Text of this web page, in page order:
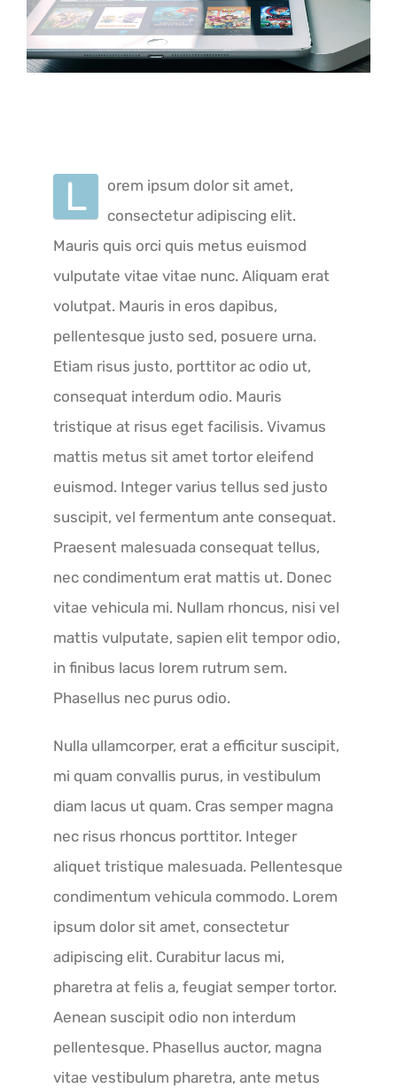
L
orem ipsum dolor sit amet,
consectetur adipiscing elit.
Mauris quis orci quis metus euismod
vulputate vitae vitae nunc. Aliquam erat
volutpat. Mauris in eros dapibus,
pellentesque justo sed, posuere urna.
Etiam risus justo, porttitor ac odio ut,
consequat interdum odio. Mauris
tristique at risus eget facilisis. Vivamus
mattis metus sit amet tortor eleifend
euismod. Integer varius tellus sed justo
suscipit, vel fermentum ante consequat.
Praesent malesuada consequat tellus,
nec condimentum erat mattis ut. Donec
vitae vehicula mi. Nullam rhoncus, nisi vel
mattis vulputate, sapien elit tempor odio,
in finibus lacus lorem rutrum sem.
Phasellus nec purus odio.
Nulla ullamcorper, erat a efficitur suscipit,
mi quam convallis purus, in vestibulum
diam lacus ut quam. Cras semper magna
nec risus rhoncus porttitor. Integer
aliquet tristique malesuada. Pellentesque
condimentum vehicula commodo. Lorem
ipsum dolor sit amet, consectetur
adipiscing elit. Curabitur lacus mi,
pharetra at felis a, feugiat semper tortor.
Aenean suscipit odio non interdum
pellentesque. Phasellus auctor, magna
vitae vestibulum pharetra, ante metus